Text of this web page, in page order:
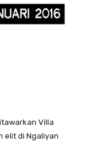
Villa
elit di Ngaliyan